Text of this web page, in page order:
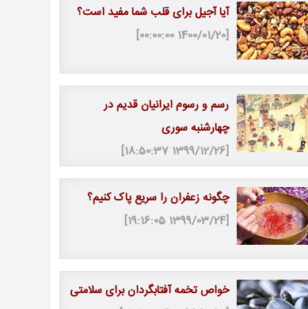
آیا آجیل برای قلب شما مفید است؟
[1400/01/20 00:00:00]
رسم و رسوم ایرانیان قدیم در
چهارشنبه سوری
[1399/12/26 18:50:37]
چگونه زعفران را سریع پاک کنیم؟
[1399/03/24 19:16:05]
خواص تخمه آفتابگردان برای سلامتی